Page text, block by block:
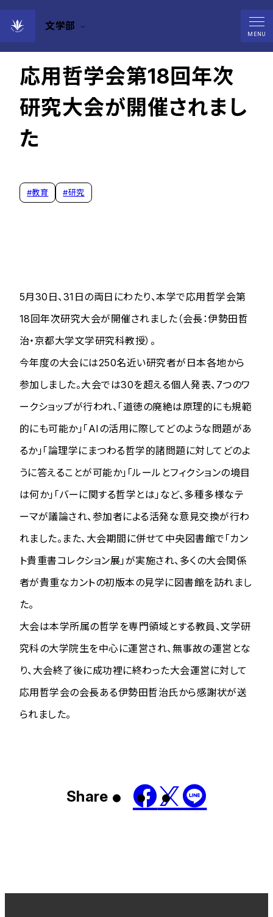
文学部
MENU
2026年06月01日
応用哲学会第18回年次
研究大会が開催されまし
た
#教育 #研究
5月30日、31日の両日にわたり、本学で応用哲学会第
18回年次研究大会が開催されました（会長：伊勢田哲
治・京都大学文学研究科教授）。
今年度の大会には250名近い研究者が日本各地から
参加しました。大会では30を超える個人発表、7つのワ
ークショップが行われ、「道徳の廃絶は原理的にも規範
的にも可能か」「AIの活用に際してどのような問題があ
るか」「論理学にまつわる哲学的諸問題に対してどのよ
うに答えることが可能か」「ルールとフィクションの境目
は何か」「バーに関する哲学とは」など、多種多様なテ
ーマが議論され、参加者による活発な意見交換が行わ
れました。また、大会期間に併せて中央図書館で「カン
ト貴重書コレクション展」が実施され、多くの大会関係
者が貴重なカントの初版本の見学に図書館を訪れまし
た。
大会は本学所属の哲学を専門領域とする教員、文学研
究科の大学院生を中心に運営され、無事故の運営とな
り、大会終了後に成功裡に終わった大会運営に対して
応用哲学会の会長ある伊勢田哲治氏から感謝状が送
られました。
Share